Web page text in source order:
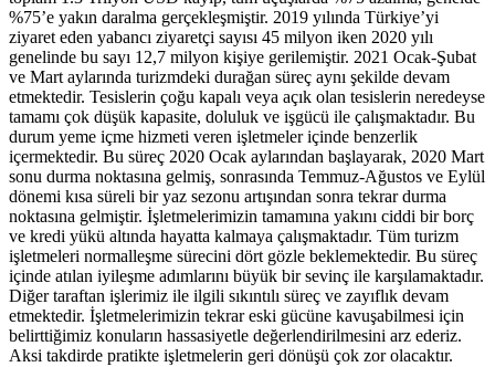
%75’e yakın daralma gerçekleşmiştir. 2019 yılında Türkiye’yi
ziyaret eden yabancı ziyaretçi sayısı 45 milyon iken 2020 yılı
genelinde bu sayı 12,7 milyon kişiye gerilemiştir. 2021 Ocak-Şubat
ve Mart aylarında turizmdeki durağan süreç aynı şekilde devam
etmektedir. Tesislerin çoğu kapalı veya açık olan tesislerin neredeyse
tamamı çok düşük kapasite, doluluk ve işgücü ile çalışmaktadır. Bu
durum yeme içme hizmeti veren işletmeler içinde benzerlik
içermektedir. Bu süreç 2020 Ocak aylarından başlayarak, 2020 Mart
sonu durma noktasına gelmiş, sonrasında Temmuz-Ağustos ve Eylül
dönemi kısa süreli bir yaz sezonu artışından sonra tekrar durma
noktasına gelmiştir. İşletmelerimizin tamamına yakını ciddi bir borç
ve kredi yükü altında hayatta kalmaya çalışmaktadır. Tüm turizm
işletmeleri normalleşme sürecini dört gözle beklemektedir. Bu süreç
içinde atılan iyileşme adımlarını büyük bir sevinç ile karşılamaktadır.
Diğer taraftan işlerimiz ile ilgili sıkıntılı süreç ve zayıflık devam
etmektedir. İşletmelerimizin tekrar eski gücüne kavuşabilmesi için
belirttiğimiz konuların hassasiyetle değerlendirilmesini arz ederiz.
Aksi takdirde pratikte işletmelerin geri dönüşü çok zor olacaktır.